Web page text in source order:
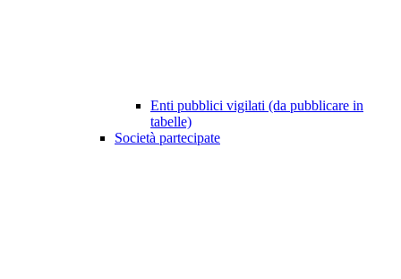
Enti pubblici vigilati (da pubblicare in
tabelle)
Società partecipate